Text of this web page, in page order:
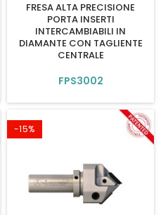
FRESA ALTA PRECISIONE
PORTA INSERTI
INTERCAMBIABILI IN
DIAMANTE CON TAGLIENTE
CENTRALE
FPS3002
-15%